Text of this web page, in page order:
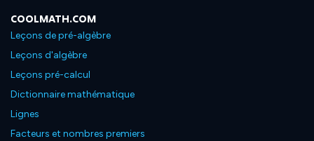
COOLMATH.COM
Leçons de pré-algèbre
Leçons d'algèbre
Leçons pré-calcul
Dictionnaire mathématique
Lignes
Facteurs et nombres premiers